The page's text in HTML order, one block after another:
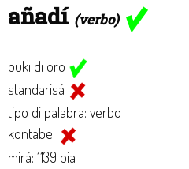
añadí (verbo)
buki di oro
standarisá
tipo di palabra: verbo
kontabel
mirá: 1139 bia